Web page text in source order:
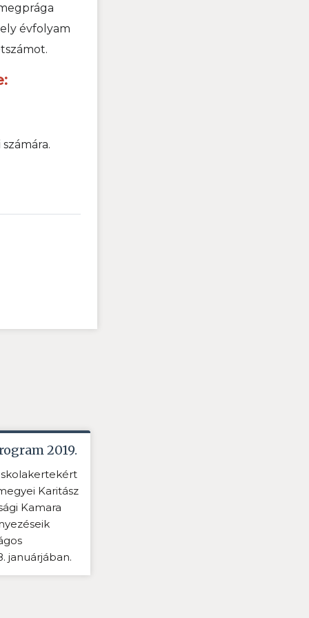
évfolyam
2019.
Karitász
Kamara
januárjában.